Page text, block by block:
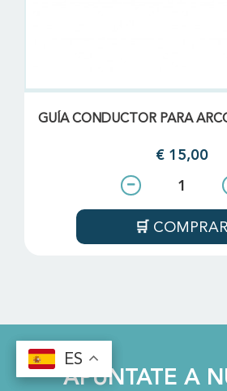
GUÍA CONDUCTOR PARA
€ 15,00
COMPRAR
APÚNTATE A
ES
ES